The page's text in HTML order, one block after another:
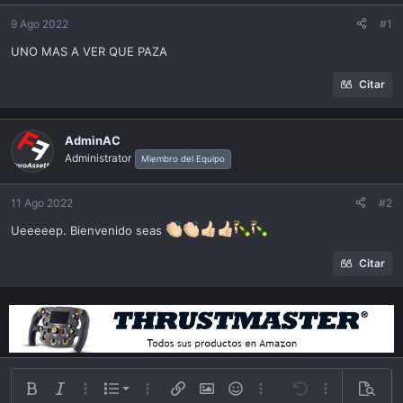
ó
9 Ago 2022 #1
UNO MAS A VER QUE PAZA
Citar
AdminAC
Administrator Miembro del Equipo
11 Ago 2022 #2
Ueeeeep. Bienvenido seas
Citar
Bold ItálicaMás opciones…
List
Lista ordenada
Más opciones…
Insert linkInsert image
Emoticonos
Más opciones…
Undo Más